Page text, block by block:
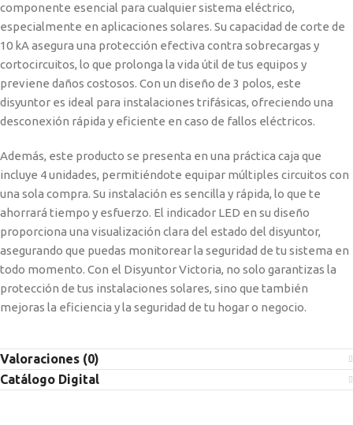
componente esencial para cualquier sistema eléctrico,
especialmente en aplicaciones solares. Su capacidad de corte de
10 kA asegura una protección efectiva contra sobrecargas y
cortocircuitos, lo que prolonga la vida útil de tus equipos y
previene daños costosos. Con un diseño de 3 polos, este
disyuntor es ideal para instalaciones trifásicas, ofreciendo una
desconexión rápida y eficiente en caso de fallos eléctricos.
Además, este producto se presenta en una práctica caja que
incluye 4 unidades, permitiéndote equipar múltiples circuitos con
una sola compra. Su instalación es sencilla y rápida, lo que te
ahorrará tiempo y esfuerzo. El indicador LED en su diseño
proporciona una visualización clara del estado del disyuntor,
asegurando que puedas monitorear la seguridad de tu sistema en
todo momento. Con el Disyuntor Victoria, no solo garantizas la
protección de tus instalaciones solares, sino que también
mejoras la eficiencia y la seguridad de tu hogar o negocio.
Valoraciones (0)
Catálogo Digital